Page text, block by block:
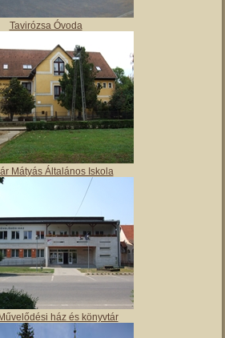
Tulipán Bölcsőde
Tavirózsa Óvoda